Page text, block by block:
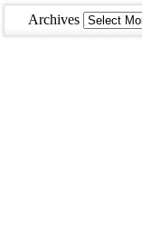
Archives Archives